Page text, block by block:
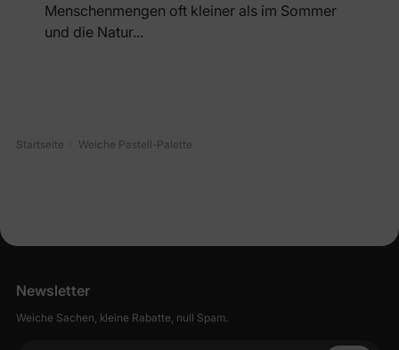
Menschenmengen oft kleiner als im Sommer
und die Natur...
Startseite Weiche Pastell-Palette
Newsletter
Weiche Sachen, kleine Rabatte, null Spam.